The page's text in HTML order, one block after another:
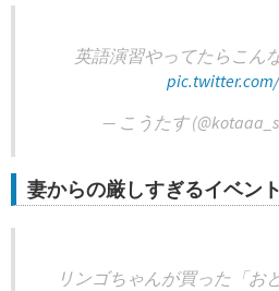
英語演習やってたらこん
pic.twitter.com/
— こうたす
妻からの厳しすぎるイベント
リンゴちゃんが買った「お